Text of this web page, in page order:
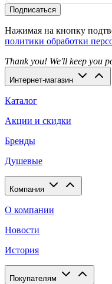
Подписаться
Нажимая на кнопку
политики обработки
Thank you! We'll keep you
Интернет-магазин
Каталог
Акции и скидки
Бренды
Душевые
Компания
О компании
Новости
История
Покупателям